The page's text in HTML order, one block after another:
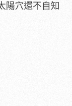
陽穴還不自知